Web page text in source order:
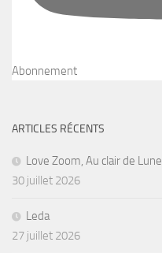
Abonnement
ARTICLES RÉCENTS
Love Zoom, Au clair de Lune
30 juillet 2026
Leda
27 juillet 2026